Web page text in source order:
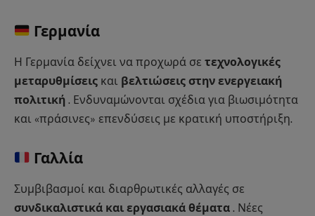
Γερμανία
Η Γερμανία δείχνει να προχωρά σε τεχνολογικές
μεταρυθμίσεις και βελτιώσεις στην ενεργειακή
πολιτική . Ενδυναμώνονται σχέδια για βιωσιμότητα
και «πράσινες» επενδύσεις με κρατική υποστήριξη.
Γαλλία
Συμβιβασμοί και διαρθρωτικές αλλαγές σε
συνδικαλιστικά και εργασιακά θέματα . Νέες